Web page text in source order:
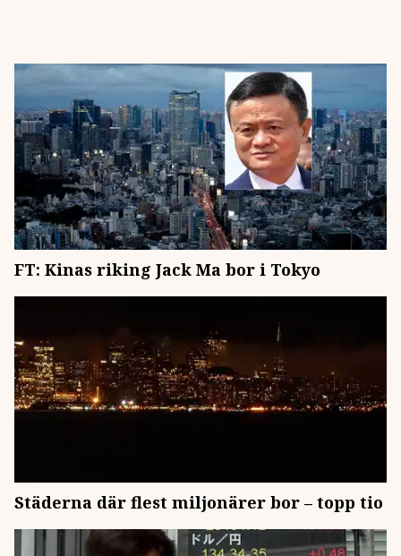
FT: Kinas riking Jack Ma bor i Tokyo
Städerna där flest miljonärer bor – topp tio